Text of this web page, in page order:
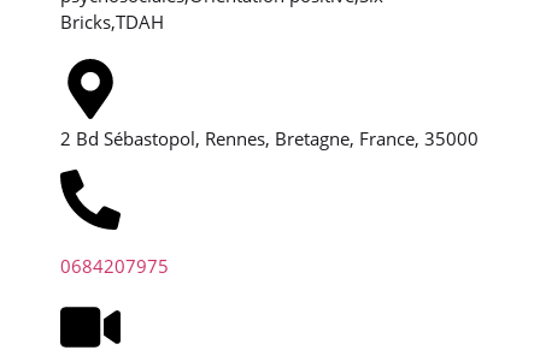
Bricks,TDAH
2 Bd Sébastopol, Rennes, Bretagne, France, 35000
0684207975